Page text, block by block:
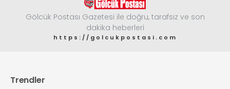
Gölcük Postası Gazetesi ile doğru, tarafsız ve son
dakika heberleri
https://golcukpostasi.com
Trendler